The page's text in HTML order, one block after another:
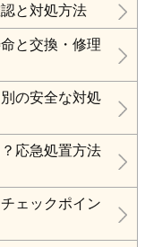
と対処方法
と交換・修理
の安全な対処
応急処置方法
ェックポイン